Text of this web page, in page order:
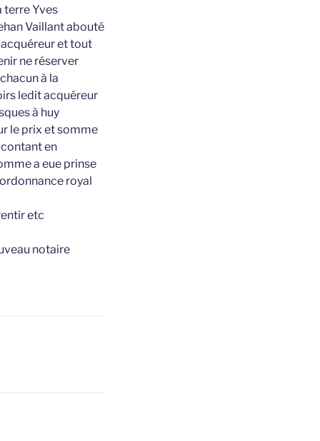
terre Yves
Vaillant abouté
et tout
ne réserver
à la
ledit acquéreur
à huy
le prix et somme
en
a eue prinse
royal
etc
notaire